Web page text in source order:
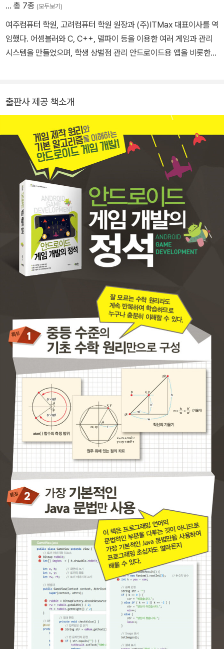
… 총 7종 (모두보기)
여주컴퓨터 학원, 고려컴퓨터 학원 원장과 (주)ITMax 대표이사를 역
임했다. 어셈블러와 C, C++, 델파이 등을 이용한 여러 게임과 관리
시스템을 만들었으며, 학생 상벌점 관리 안드로이드용 앱을 비롯한
유니티 3D 입문과 완성》, 《UNITY 3D 실전 게임 개발》, 《웹 퍼블리
셔를 위한 워드프레스 입문과 완성》, 《실전 앱 프로젝트 안드로이드
게임 개발편》을 비롯해 20여 종이 있으며, 《마이크로소프트웨어》 등
의 컴퓨터 전문 월간지에 다양한 글을 기고하였다.
출판사 제공 책소개